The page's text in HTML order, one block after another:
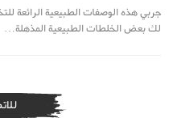
جربي هذه الوصفات الطبيعية الرائعة
لك بعض الخلطات الطبيعية المذهلة…